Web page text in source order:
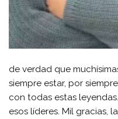
de verdad que
siempre estar, por
con todas estas
esos líderes. Mil gracias,